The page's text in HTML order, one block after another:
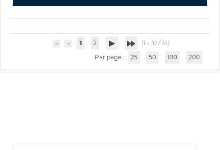
1 2
(1 - 10 / 14)
Par page :
25 50 100 200